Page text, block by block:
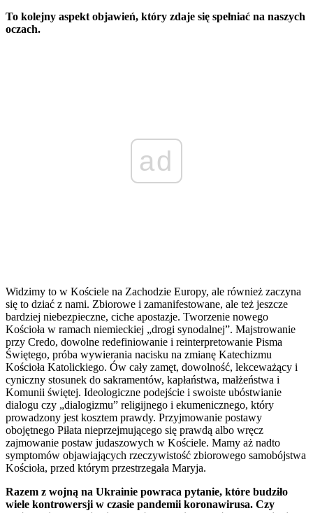
To kolejny aspekt objawień, który zdaje się spełniać na naszych
oczach.
ad
Widzimy to w Kościele na Zachodzie Europy, ale również zaczyna
się to dziać z nami. Zbiorowe i zamanifestowane, ale też jeszcze
bardziej niebezpieczne, ciche apostazje. Tworzenie nowego
Kościoła w ramach niemieckiej „drogi synodalnej”. Majstrowanie
przy Credo, dowolne redefiniowanie i reinterpretowanie Pisma
Świętego, próba wywierania nacisku na zmianę Katechizmu
Kościoła Katolickiego. Ów cały zamęt, dowolność, lekceważący i
cyniczny stosunek do sakramentów, kapłaństwa, małżeństwa i
Komunii świętej. Ideologiczne podejście i swoiste ubóstwianie
dialogu czy „dialogizmu” religijnego i ekumenicznego, który
prowadzony jest kosztem prawdy. Przyjmowanie postawy
obojętnego Piłata nieprzejmującego się prawdą albo wręcz
zajmowanie postaw judaszowych w Kościele. Mamy aż nadto
symptomów objawiających rzeczywistość zbiorowego samobójstwa
Kościoła, przed którym przestrzegała Maryja.
Razem z wojną na Ukrainie powraca pytanie, które budziło
wiele kontrowersji w czasie pandemii koronawirusa. Czy